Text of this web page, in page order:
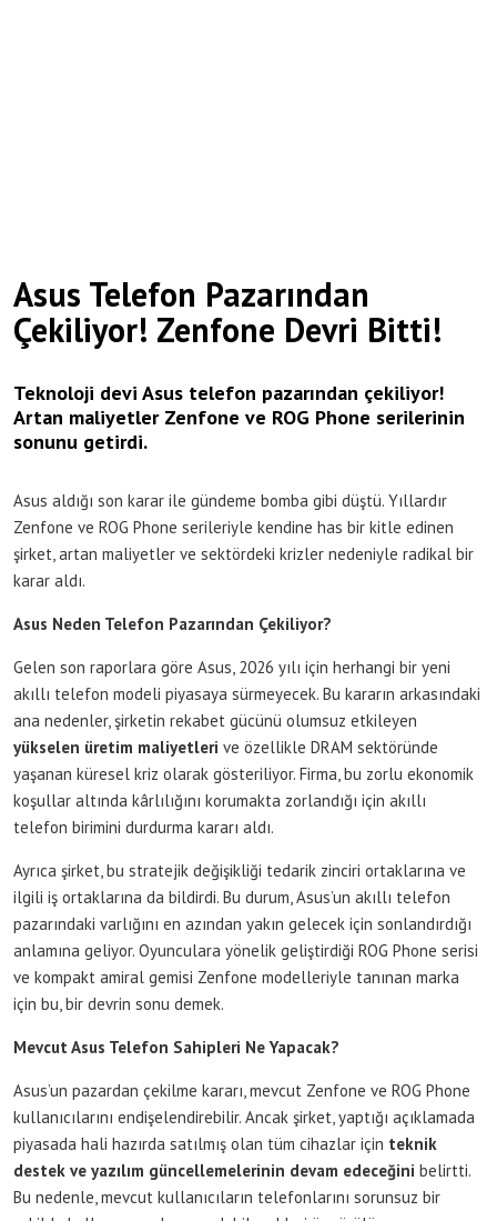
Asus Telefon Pazarından
Çekiliyor! Zenfone Devri Bitti!
Teknoloji devi Asus telefon pazarından çekiliyor!
Artan maliyetler Zenfone ve ROG Phone serilerinin
sonunu getirdi.
Asus aldığı son karar ile gündeme bomba gibi düştü. Yıllardır
Zenfone ve ROG Phone serileriyle kendine has bir kitle edinen
şirket, artan maliyetler ve sektördeki krizler nedeniyle radikal bir
karar aldı.
Asus Neden Telefon Pazarından Çekiliyor?
Gelen son raporlara göre Asus, 2026 yılı için herhangi bir yeni
akıllı telefon modeli piyasaya sürmeyecek. Bu kararın arkasındaki
ana nedenler, şirketin rekabet gücünü olumsuz etkileyen
yükselen üretim maliyetleri ve özellikle DRAM sektöründe
yaşanan küresel kriz olarak gösteriliyor. Firma, bu zorlu ekonomik
koşullar altında kârlılığını korumakta zorlandığı için akıllı
telefon birimini durdurma kararı aldı.
Ayrıca şirket, bu stratejik değişikliği tedarik zinciri ortaklarına ve
ilgili iş ortaklarına da bildirdi. Bu durum, Asus’un akıllı telefon
pazarındaki varlığını en azından yakın gelecek için sonlandırdığı
anlamına geliyor. Oyunculara yönelik geliştirdiği ROG Phone serisi
ve kompakt amiral gemisi Zenfone modelleriyle tanınan marka
için bu, bir devrin sonu demek.
Mevcut Asus Telefon Sahipleri Ne Yapacak?
Asus’un pazardan çekilme kararı, mevcut Zenfone ve ROG Phone
kullanıcılarını endişelendirebilir. Ancak şirket, yaptığı açıklamada
piyasada hali hazırda satılmış olan tüm cihazlar için teknik
destek ve yazılım güncellemelerinin devam edeceğini belirtti.
Bu nedenle, mevcut kullanıcıların telefonlarını sorunsuz bir